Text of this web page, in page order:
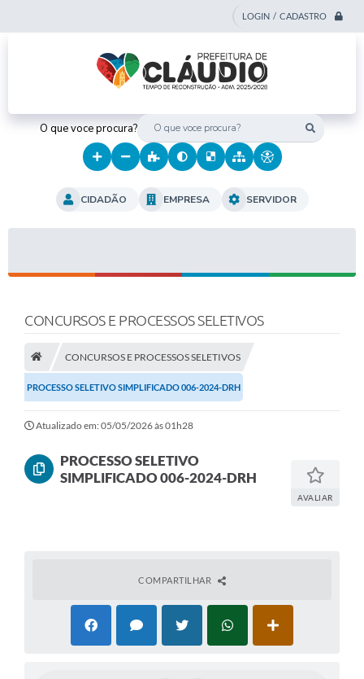
LOGIN / CADASTRO
O que voce procura?
CIDADÃO EMPRESA SERVIDOR
CONCURSOS E PROCESSOS SELETIVOS
CONCURSOS E PROCESSOS SELETIVOS
PROCESSO SELETIVO SIMPLIFICADO 006-2024-DRH
Atualizado em: 05/05/2026 às 01h28
PROCESSO SELETIVO
SIMPLIFICADO 006-2024-DRH
AVALIAR
COMPARTILHAR